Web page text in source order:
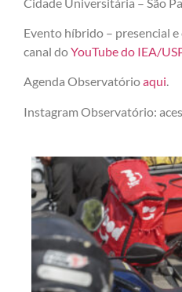
Evento híbrido – presencial
canal doYouTube do IEA/
Agenda Observatórioaqui.
Instagram Observatório: